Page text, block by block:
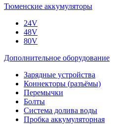
Тюменские аккумуляторы
24V
48V
80V
Дополнительное оборудование
Зарядные устройства
Коннекторы (разъёмы)
Перемычки
Болты
Система долива воды
Пробка аккумуляторная